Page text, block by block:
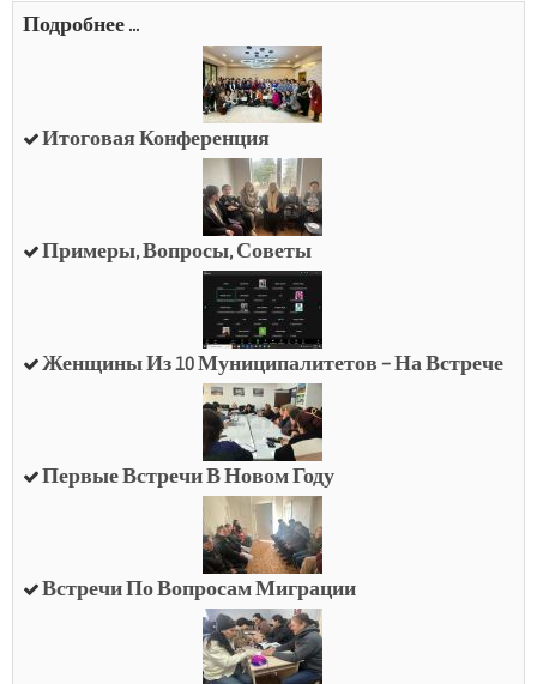
Подробнее ...
Итоговая Конференция
Примеры, Вопросы, Советы
Женщины Из 10 Муниципалитетов – На Встрече
Первые Встречи В Новом Году
Встречи По Вопросам Миграции